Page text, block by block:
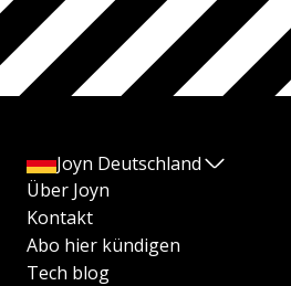
Joyn Deutschland
Über Joyn
Kontakt
Abo hier kündigen
Tech blog